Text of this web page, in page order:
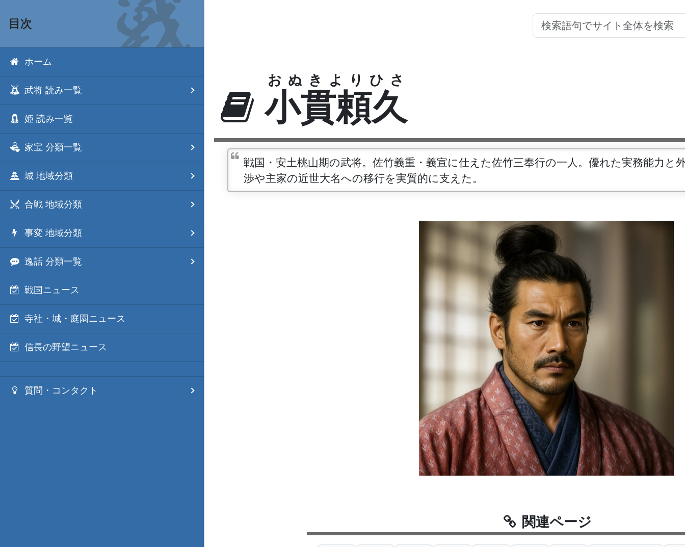
目次
ホーム
武将 読み一覧
姫 読み一覧
家宝 分類一覧
城 地域分類
合戦 地域分類
事変 地域分類
逸話 分類一覧
戦国ニュース
寺社・城・庭園ニュース
信長の野望ニュース
質問・コンタクト
小貫頼久
おぬきよりひさ
戦国・安土桃山期の武将。佐竹義重・義宣に仕えた佐竹三奉行の一人。優れた実務能力と
渉や主家の近世大名への移行を実質的に支えた。
関連ページ